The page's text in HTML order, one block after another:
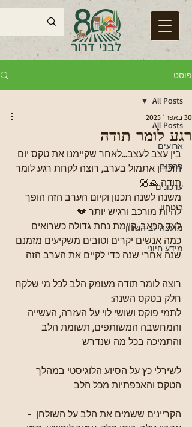
פוסט
All Posts
ארועים
פרסום
עדכונים
ביטחון
מועצה לב השרון
מידע חיוני
All Posts
רגע לומר תודה
30 באפר׳ 2025
בין עצב לעצב...לאחר שקיימנו את טקס יום
הזכרון אתמול בערב, רוצה לקחת רגע לומר
תודה 🙏🏼
משנה לשנה תכנון וקיום הערב הזה הופך
להיות מורכב ורגיש יותר 💔
לצד הכאב, קיימת נחת גדולה כשרואים
כמה אנשים יקרים וטובים משקיעים מזמנם
שנה אחרי שנה כדי לקיים את הערב הזה
רוצה לומר תודה מעומק הלב לכל מי שלקח
חלק בטקס השנה:
לתמי פוקס ושושי לוי על העזרה, העשייה
והמחשבה המשותפים, תשומת הלב
והתמיכה בכל מה שנדרש
לשירלי כץ על הסיוע הלוגיסטי במהלך
הטקס והאכפתיות מכל הלב
הקריינים ששמים את הלב על השולחן  -